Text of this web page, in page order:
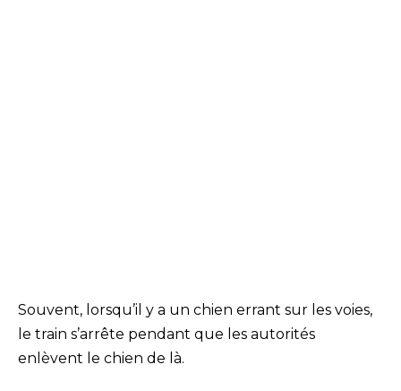
Souvent, lorsqu’il y a un chien errant sur les voies,
le train s’arrête pendant que les autorités
enlèvent le chien de là.